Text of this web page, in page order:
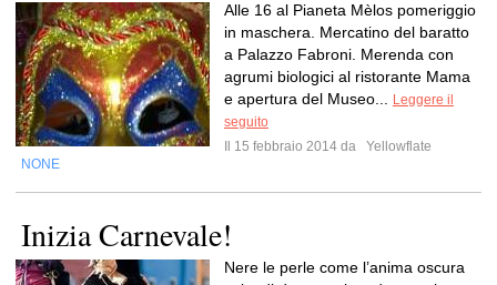
Alle 16 al Pianeta Mèlos pomeriggio
in maschera. Mercatino del baratto
a Palazzo Fabroni. Merenda con
agrumi biologici al ristorante Mama
e apertura del Museo...
Leggere il
seguito
Il 15 febbraio 2014 da
Yellowflate
NONE
Inizia Carnevale!
Nere le perle come l’anima oscura